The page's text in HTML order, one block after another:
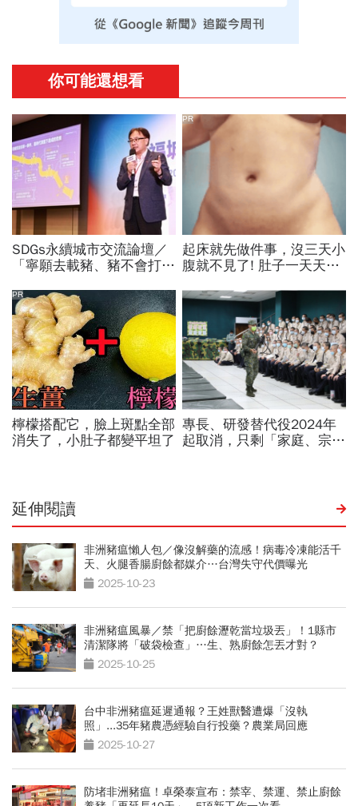
延伸閱讀
非洲豬瘟懶人包／像沒解藥的流感！病毒冷凍能活千
天、火腿香腸廚餘都媒介…台灣失守代價曝光
2025-10-23
非洲豬瘟風暴／禁「把廚餘瀝乾當垃圾丟」！1縣市
清潔隊將「破袋檢查」…生、熟廚餘怎丟才對？
2025-10-25
台中非洲豬瘟延遲通報？王姓獸醫遭爆「沒執
照」...35年豬農憑經驗自行投藥？農業局回應
2025-10-27
防堵非洲豬瘟！卓榮泰宣布：禁宰、禁運、禁止廚餘